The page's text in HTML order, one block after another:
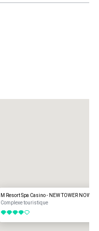
M Resort Spa Casino - NEW TOWER NOW
Complexe touristique
4 sur 5